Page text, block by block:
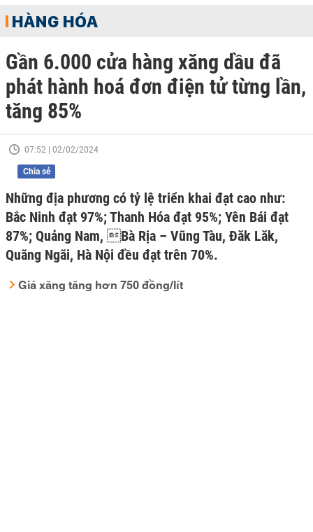
HÀNG HÓA
Gần 6.000 cửa hàng xăng dầu đã
phát hành hoá đơn điện tử từng lần,
tăng 85%
07:52 | 02/02/2024
Chia sẻ
Những địa phương có tỷ lệ triển khai đạt cao như:
Bắc Ninh đạt 97%; Thanh Hóa đạt 95%; Yên Bái đạt
87%; Quảng Nam, Bà Rịa – Vũng Tàu, Đăk Lăk,
Quãng Ngãi, Hà Nội đều đạt trên 70%.
Giá xăng tăng hơn 750 đồng/lít